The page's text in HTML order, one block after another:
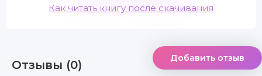
Как читать книгу после скачивания
Отзывы (0) Добавить отзыв